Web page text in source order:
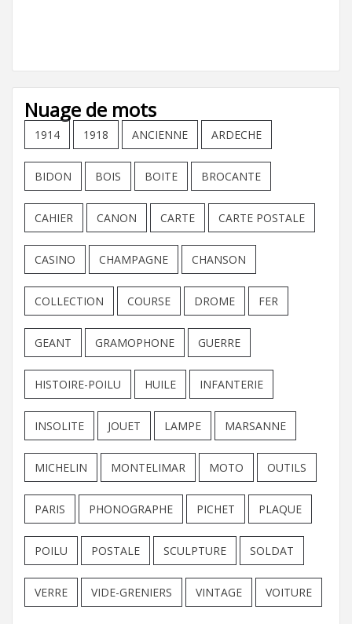
Nuage de mots
1914 1918 ANCIENNE ARDECHE
BIDON BOIS BOITE BROCANTE
CAHIER CANON CARTE CARTE POSTALE
CASINO CHAMPAGNE CHANSON
COLLECTION COURSE DROME FER
GEANT GRAMOPHONE GUERRE
HISTOIRE-POILU HUILE INFANTERIE
INSOLITE JOUET LAMPE MARSANNE
MICHELIN MONTELIMAR MOTO OUTILS
PARIS PHONOGRAPHE PICHET PLAQUE
POILU POSTALE SCULPTURE SOLDAT
VERRE VIDE-GRENIERS VINTAGE VOITURE